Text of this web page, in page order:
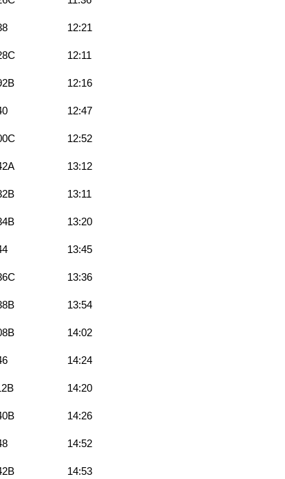
12:21
12:11
12:16
12:47
12:52
13:12
13:11
13:20
13:45
13:36
13:54
14:02
14:24
14:20
14:26
14:52
14:53